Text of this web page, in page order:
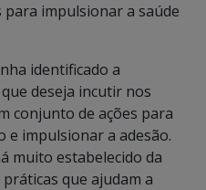
impulsionar a saúde
identificado a
deseja incutir nos
conjunto de ações para
e impulsionar a adesão.
muito estabelecido da
que ajudam a